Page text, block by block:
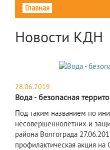
Главная
Новости КДН
28.06.2019
Вода - безопасная
Под таким названием по
несовершеннолетних и
района Волгограда
профилактическая акция